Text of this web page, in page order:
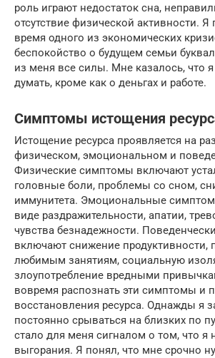
роль играют недостаток сна,
отсутствие физической активности.
время одного из экономических
беспокойство о будущем семьи
из меня все силы. Мне казалось, что
думать, кроме как о деньгах и работе.
Симптомы истощения
Истощение ресурса проявляется на
физическом, эмоциональном и
Физические симптомы включают
головные боли, проблемы со сном,
иммунитета. Эмоциональные
виде раздражительности, апатии,
чувства безнадежности.
включают снижение продуктивности,
любимым занятиям, социальную
злоупотребление вредными
вовремя распознать эти симптомы и
восстановления ресурса. Однажды я
постоянно срываться на близких по
стало для меня сигналом о том, что я
выгорания. Я понял, что мне срочно